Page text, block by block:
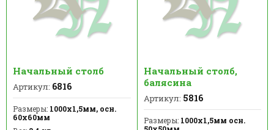
Начальный столб
Артикул: 6816
Размеры: 1000х1,5мм, осн.
60х60мм
Начальный столб,
балясина
Артикул: 5816
Размеры:1000х1,5мм осн.